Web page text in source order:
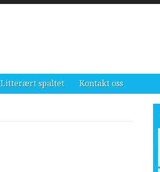
Litterært spaltet Kontakt oss